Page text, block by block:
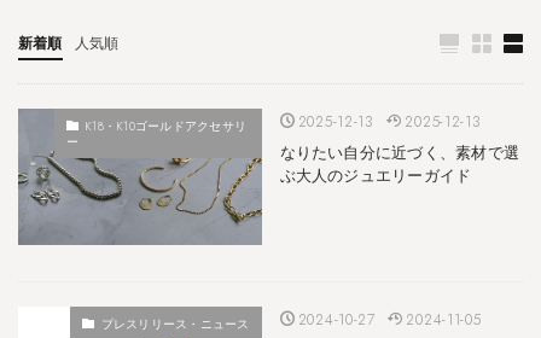
新着順 人気順
K18・K10ゴールドアクセサリ
ー
2025-12-13 2025-12-13
なりたい自分に近づく、素材で選
ぶ大人のジュエリーガイド
プレスリリース・ニュース 2024-10-27 2024-11-05